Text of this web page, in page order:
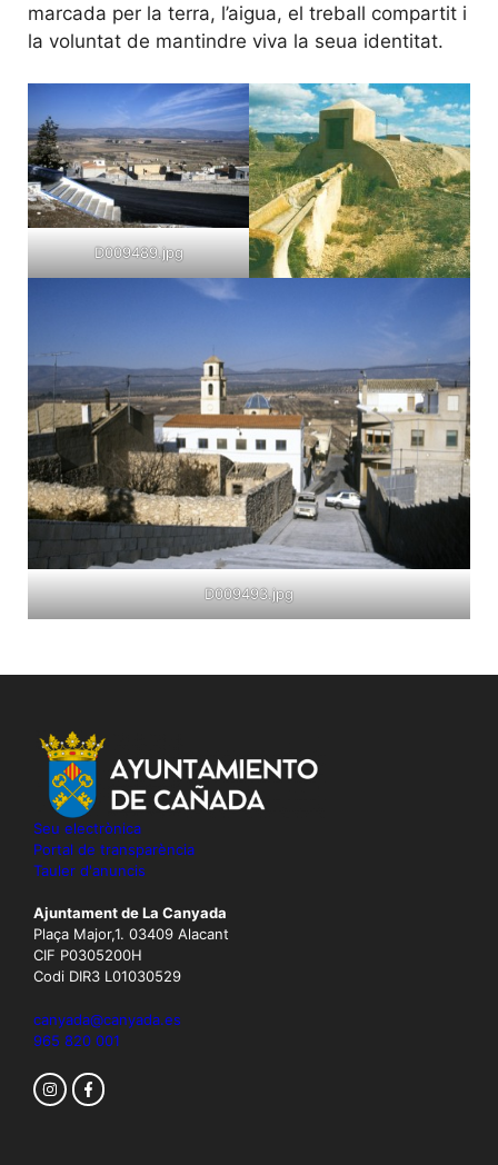
marcada per la terra, l’aigua, el treball compartit i
la voluntat de mantindre viva la seua identitat.
D009489.jpg
D009493.jpg
Seu electrònica
Portal de transparència
Tauler d'anuncis
Ajuntament de La Canyada
Plaça Major,1. 03409 Alacant
CIF P0305200H
Codi DIR3 L01030529
canyada@canyada.es
965 820 001